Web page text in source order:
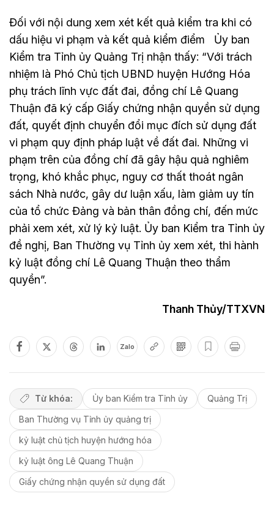
Đối với nội dung xem xét kết quả kiểm tra khi có
dấu hiệu vi phạm và kết quả kiểm điểm Ủy ban
Kiểm tra Tỉnh ủy Quảng Trị nhận thấy: “Với trách
nhiệm là Phó Chủ tịch UBND huyện Hướng Hóa
phụ trách lĩnh vực đất đai, đồng chí Lê Quang
Thuận đã ký cấp Giấy chứng nhận quyền sử dụng
đất, quyết định chuyển đổi mục đích sử dụng đất
vi phạm quy định pháp luật về đất đai. Những vi
phạm trên của đồng chí đã gây hậu quả nghiêm
trọng, khó khắc phục, nguy cơ thất thoát ngân
sách Nhà nước, gây dư luận xấu, làm giảm uy tín
của tổ chức Đảng và bản thân đồng chí, đến mức
phải xem xét, xử lý kỷ luật. Ủy ban Kiểm tra Tỉnh ủy
đề nghị, Ban Thường vụ Tỉnh ủy xem xét, thi hành
kỷ luật đồng chí Lê Quang Thuận theo thẩm
quyền”.
Thanh Thủy/TTXVN
Zalo
Từ khóa: Ủy ban Kiểm tra Tỉnh ủy
Quảng Trị
Ban Thường vụ Tỉnh ủy quảng trị
kỷ luật chủ tịch huyện hướng hóa
kỷ luật ông Lê Quang Thuận
Giấy chứng nhận quyền sử dụng đất